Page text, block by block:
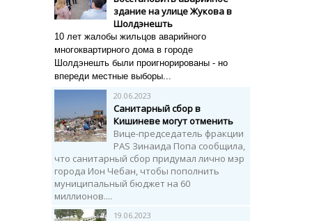
здание на улице Жукова в
Шолдэнешть
10 лет жалобы жильцов аварийного
многоквартирного дома в городе
Шолдэнешть были проигнорированы - но
впереди местные выборы...
20.06.2023
Санитарный сбор в
Кишиневе могут отменить
Вице-председатель фракции
PAS Зинаида Попа сообщила,
что санитарный сбор придумал лично мэр
города Ион Чебан, чтобы пополнить
муниципальный бюджет на 60
миллионов....
19.06.2023